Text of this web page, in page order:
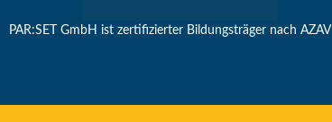
PAR:SET GmbH ist zertifizierter Bildungsträger nach AZAV